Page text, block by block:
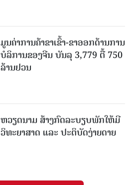
ມູນຄ່າການຄ້າຂາເຂົ້າ-ຂາອອກດ້ານການ
ບໍລິການຂອງຈີນ ບັນລຸ 3,779 ຕື້ 750
ລ້ານຢວນ
ຫວຽດນາມ ສ້າງກົດລະບຽບພັກໃຫ້ມີ
ວິທະຍາສາດ ແລະ ປະຕິບັດງ່າຍດາຍ